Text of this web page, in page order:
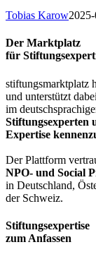
Tobias Karow
Der Marktplatz
für
stiftungsmarktplatz
und unterstützt
im
Stiftungsexperten
Expertise
Der Plattform
NPO- und Social
in Deutschland,
der Schweiz.
Stiftungsexpertise
zum Anfassen